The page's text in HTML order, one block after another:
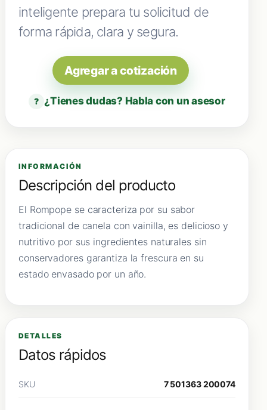
inteligente prepara tu solicitud de
forma rápida, clara y segura.
Agregar a cotización
? ¿Tienes dudas? Habla con un asesor
INFORMACIÓN
Descripción del producto
El Rompope se caracteriza por su sabor
tradicional de canela con vainilla, es delicioso y
nutritivo por sus ingredientes naturales sin
conservadores garantiza la frescura en su
estado envasado por un año.
DETALLES
Datos rápidos
SKU 7 501363 200074